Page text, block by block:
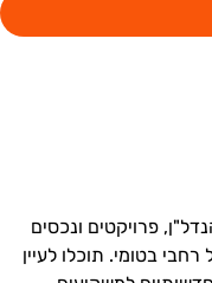
פרויקטים ונכסים
בטומי. תוכלו לעיין